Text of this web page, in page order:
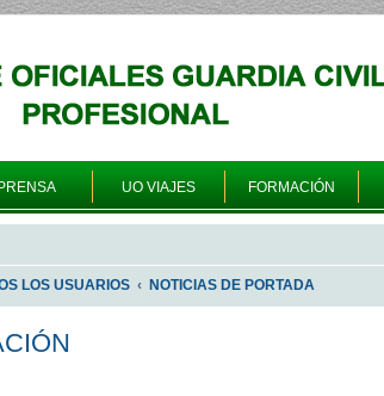
PRENSA UO VIAJES FORMACIÓN
LOS USUARIOS NOTICIAS DE PORTADA